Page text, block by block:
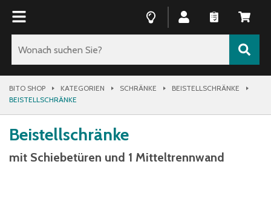
BITO SHOP KATEGORIEN SCHRÄNKE
BEISTELLSCHRÄNKE
BEISTELLSCHRÄNKE
Beistellschränke
mit Schiebetüren und 1 Mitteltrennwand